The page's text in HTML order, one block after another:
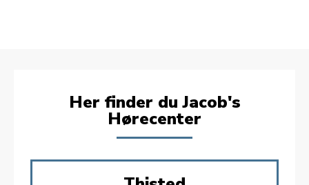
Her finder du Jacob's
Hørecenter